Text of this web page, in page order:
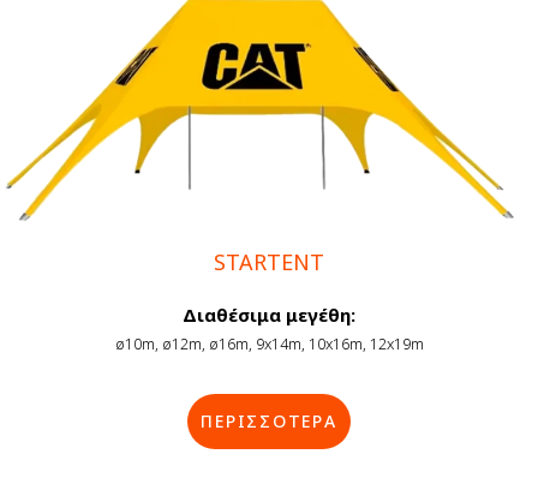
STARTENT
Διαθέσιμα μεγέθη:
ø10m, ø12m, ø16m, 9x14m, 10x16m, 12x19m
ΠΕΡΙΣΣΟΤΕΡΑ